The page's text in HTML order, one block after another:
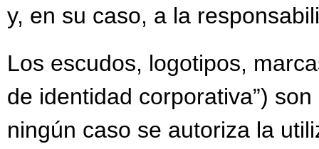
y, en su caso, a la
Los escudos, logotipos,
de identidad corporativa”)
ningún caso se autoriza la